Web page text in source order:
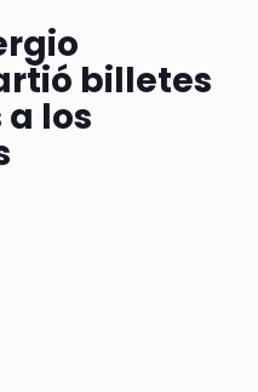
billetes
los